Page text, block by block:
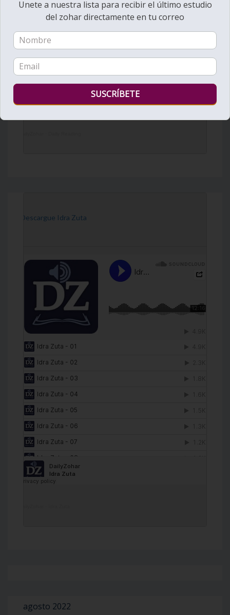
[Descargue Idra Zuta
agosto 2022
Unete a nuestra lista para recibir el último estudio
del zohar directamente en tu correo